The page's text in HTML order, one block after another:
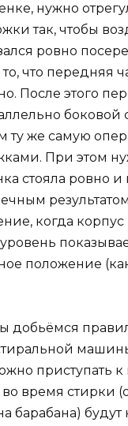
нужно
так, чтобы
ровно
что передняя
После этого
боковой
ту же самую
При этом
стояла ровно и
когда
положение
добьёмся
приступать
время стирки
барабана) будут